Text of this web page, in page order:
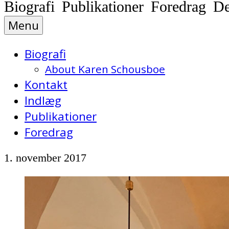
Biografi Publikationer Foredrag
Menu
Biografi
About Karen Schousboe
Kontakt
Indlæg
Publikationer
Foredrag
1. november 2017